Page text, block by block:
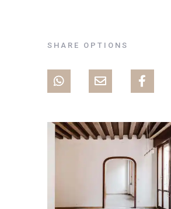
SHARE OPTIONS